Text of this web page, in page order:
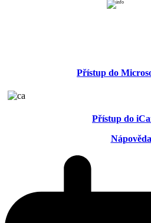
Přístup do
Přístup do
Nápověda